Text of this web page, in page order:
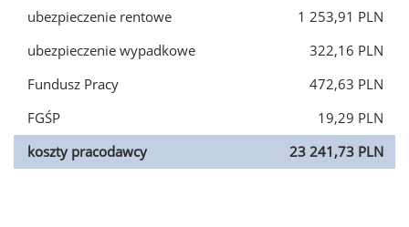
ubezpieczenie rentowe
1 253,91 PLN
ubezpieczenie wypadkowe
322,16 PLN
Fundusz Pracy
472,63 PLN
FGŚP
19,29 PLN
koszty pracodawcy
23 241,73 PLN